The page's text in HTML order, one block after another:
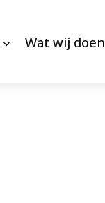
Wat wij doen